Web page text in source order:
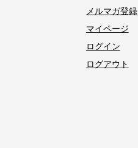
メルマガ登録
マイページ
ログイン
ログアウト